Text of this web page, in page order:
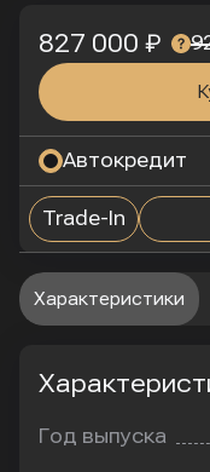
827 000 ₽
Автокредит
Trade-In
Характеристики
Год выпуска